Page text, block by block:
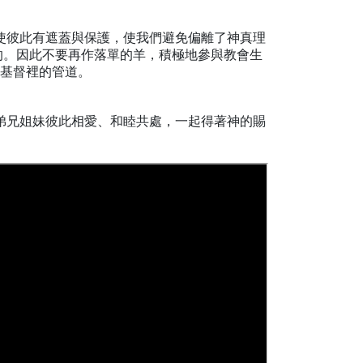
此有遮蓋與保護，使我們避免偏離了神真理
因此不要再作落單的羊，積極地參與教會生
督裡的管道。
姐妹彼此相愛、和睦共處，一起得著神的賜